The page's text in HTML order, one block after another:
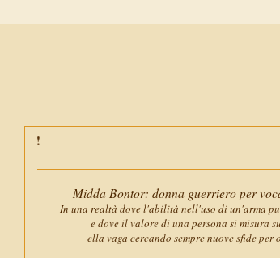
Midda Bontor: donna guerriero per
In una realtà dove l'abilità nell'uso di un'arma
e dove il valore di una persona si misura
ella vaga cercando sempre nuove sfide